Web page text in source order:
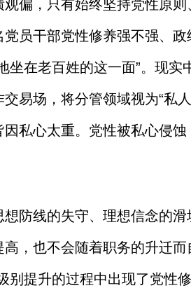
偏，只有始终坚持党性原
员干部党性修养强不强、
坐在老百姓的这一面”。现
易场，将分管领域视为“私
私心太重。党性被私心侵
防线的失守、理想信念的
，也不会随着职务的升迁
别提升的过程中出现了党性